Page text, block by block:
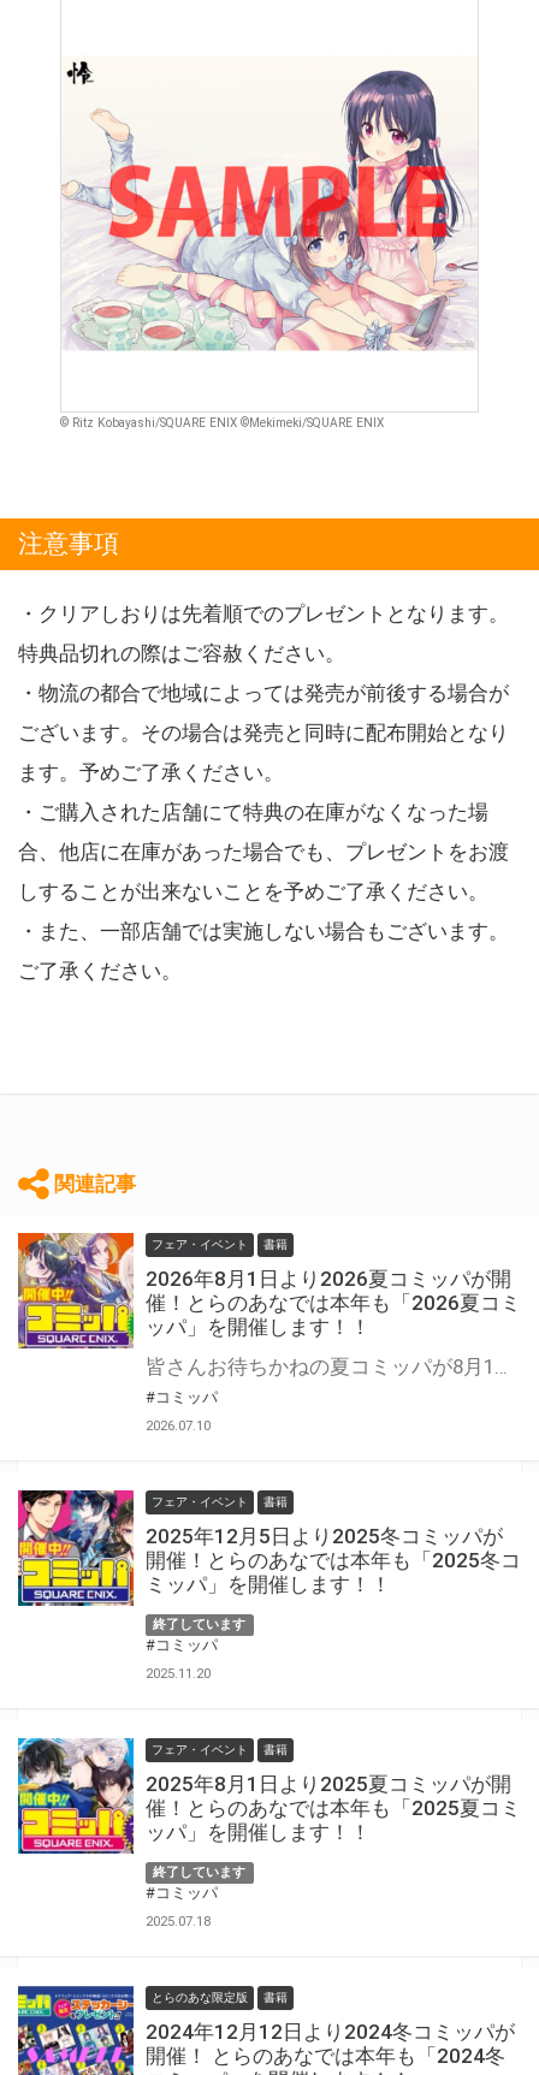
© Ritz Kobayashi/SQUARE ENIX ©Mekimeki/SQUARE ENIX
注意事項
・クリアしおりは先着順でのプレゼントとなります。
特典品切れの際はご容赦ください。
・物流の都合で地域によっては発売が前後する場合が
ございます。その場合は発売と同時に配布開始となり
ます。予めご了承ください。
・ご購入された店舗にて特典の在庫がなくなった場
合、他店に在庫があった場合でも、プレゼントをお渡
しすることが出来ないことを予めご了承ください。
・また、一部店舗では実施しない場合もございます。
ご了承ください。
関連記事
フェア・イベント 書籍
2026年8月1日より2026夏コミッパが開
催！とらのあなでは本年も「2026夏コミ
ッパ」を開催します！！
皆さんお待ちかねの夏コミッパが8月1日から開催！ 対象商品をお買い上げの方には「クリアしおり」を１枚プレゼント。 是非気になっていた作品を一気読みしてくださいね☆ コミッパの特設ページはこちら↓
#コミッパ
2026.07.10
フェア・イベント 書籍
2025年12月5日より2025冬コミッパが
開催！とらのあなでは本年も「2025冬コ
ミッパ」を開催します！！
終了しています
#コミッパ
2025.11.20
フェア・イベント 書籍
2025年8月1日より2025夏コミッパが開
催！とらのあなでは本年も「2025夏コミ
ッパ」を開催します！！
終了しています
#コミッパ
2025.07.18
とらのあな限定版 書籍
2024年12月12日より2024冬コミッパが
開催！ とらのあなでは本年も「2024冬